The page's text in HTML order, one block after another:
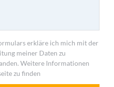
erkläre ich mich mit der
meiner Daten zu
Weitere Informationen
zu finden